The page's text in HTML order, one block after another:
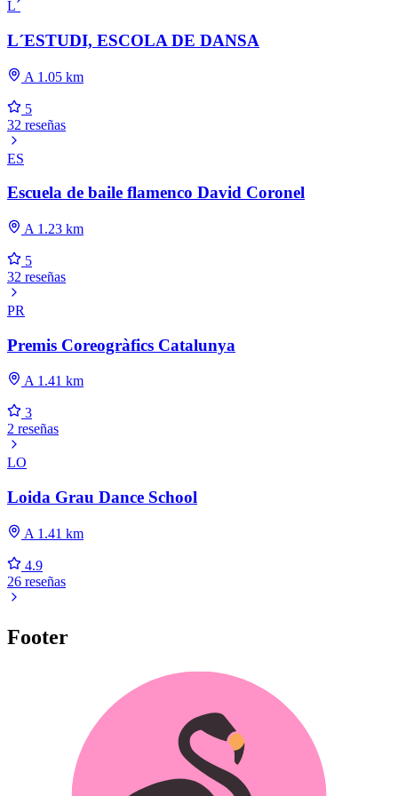
L´
L´ESTUDI, ESCOLA DE DANSA
A 1.05 km
5
32 reseñas
ES
Escuela de baile flamenco David Coronel
A 1.23 km
5
32 reseñas
PR
Premis Coreogràfics Catalunya
A 1.41 km
3
2 reseñas
LO
Loida Grau Dance School
A 1.41 km
4.9
26 reseñas
Footer